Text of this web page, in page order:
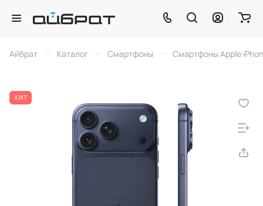
Айбрат – Каталог – Смартфоны – Смартфоны Apple
ХИТ